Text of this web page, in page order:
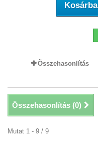
Kosárba
Összehasonlítás
Összehasonlítás (0)
Mutat 1 - 9 / 9